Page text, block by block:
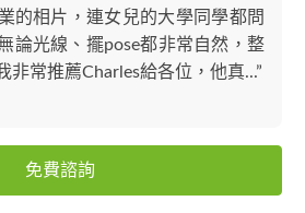
的相片，連女兒的大學同學都問
論光線、擺pose都非常自然，整
非常推薦Charles給各位，他真...”
免費諮詢